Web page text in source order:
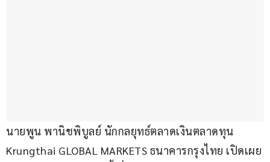
นายพูน พานิชพิบูลย์ นักกลยุทธ์ตลาดเงินตลาดทุน
Krungthai GLOBAL MARKETS ธนาคารกรุงไทย เปิดเผย